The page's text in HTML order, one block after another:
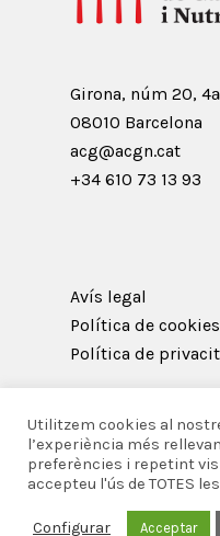
Girona, núm 20,
08010 Barcelona
acg@acgn.cat
+34 610 73 13 93
Avís legal
Política de cookies
Política de
© 2026 Acadèmia
Nutrició.
Utilitzem cookies al
l’experiència més
preferències i repetint
accepteu l'ús de TOTES
Configurar Acceptar